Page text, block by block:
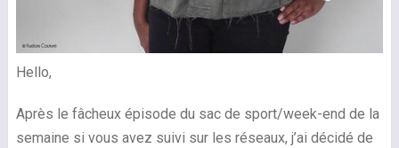
Hello,
Après le fâcheux épisode du sac de sport/week-end de la
semaine si vous avez suivi sur les réseaux, j’ai décidé de